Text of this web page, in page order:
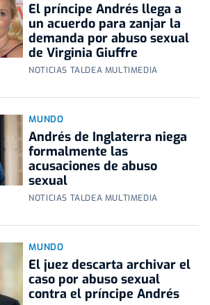
El príncipe Andrés llega a
un acuerdo para zanjar la
demanda por abuso sexual
de Virginia Giuffre
NOTICIAS TALDEA MULTIMEDIA
MUNDO
Andrés de Inglaterra niega
formalmente las
acusaciones de abuso
sexual
NOTICIAS TALDEA MULTIMEDIA
MUNDO
El juez descarta archivar el
caso por abuso sexual
contra el príncipe Andrés